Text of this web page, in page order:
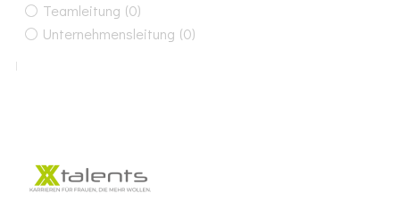
Teamleitung (0)
Unternehmensleitung (0)